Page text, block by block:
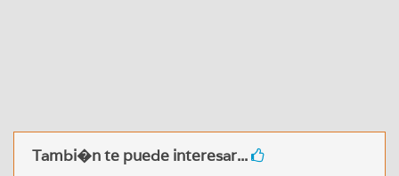
Tambi�n te puede interesar...